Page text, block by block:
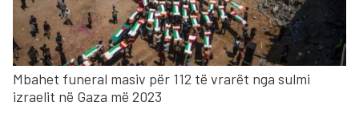
Mbahet funeral masiv për 112 të vrarët nga sulmi
izraelit në Gaza më 2023